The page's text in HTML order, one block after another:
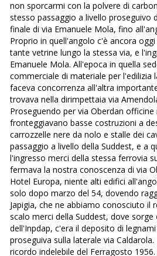
non sporcarmi con la polvere di
stesso passaggio a livello proseguivo
finale di via Emanuele Mola, fino
Proprio in quell'angolo c'è ancora
tante vetrine lungo la stessa via, e
Emanuele Mola. All'epoca in quella
commerciale di materiale per l'edilizia
faceva concorrenza all'altra
trovava nella dirimpettaia via
Proseguendo per via Oberdan
fronteggiavano basse costruzioni a
carrozzelle nere da nolo e stalle dei
passaggio a livello della Suddest, e a
l'ingresso merci della stessa ferrovia
fermava la nostra conoscenza di via
Hotel Europa, niente alti edifici
solo dopo marzo del 54, dovendo
Japigia, che ne abbiamo conosciuto il
scalo merci della Suddest, dove sorge
dell'Inpdap, c'era il deposito di
proseguiva sulla laterale via
ricordo indelebile del Ferragosto